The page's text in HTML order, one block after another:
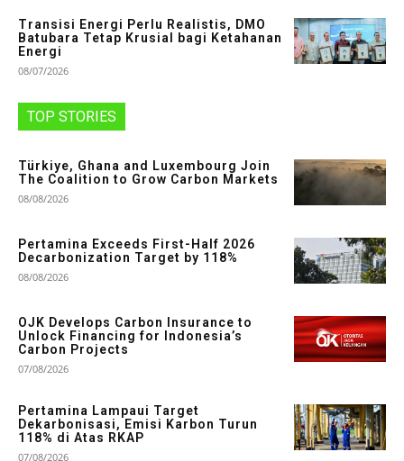
Transisi Energi Perlu Realistis, DMO
Batubara Tetap Krusial bagi Ketahanan
Energi
08/07/2026
TOP STORIES
Türkiye, Ghana and Luxembourg Join
The Coalition to Grow Carbon Markets
08/08/2026
Pertamina Exceeds First-Half 2026
Decarbonization Target by 118%
08/08/2026
OJK Develops Carbon Insurance to
Unlock Financing for Indonesia’s
Carbon Projects
07/08/2026
Pertamina Lampaui Target
Dekarbonisasi, Emisi Karbon Turun
118% di Atas RKAP
07/08/2026